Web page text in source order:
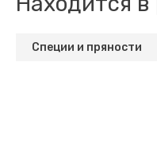
Специи и пряности